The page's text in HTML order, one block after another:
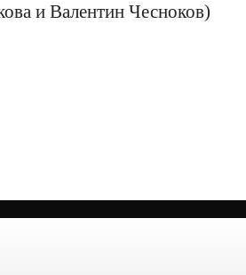
и Валентин Чесноков)